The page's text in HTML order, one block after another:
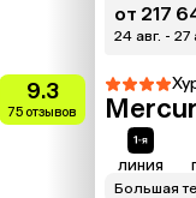
от 217
24 авг. - 27
9.3
75 отзывов
линия
Большая